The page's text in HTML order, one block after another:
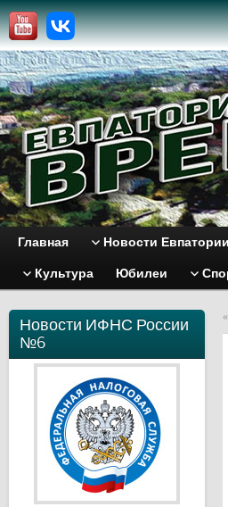
Главная Новости Евпатории
Культура Юбилеи
Новости ИФНС России
№6
«